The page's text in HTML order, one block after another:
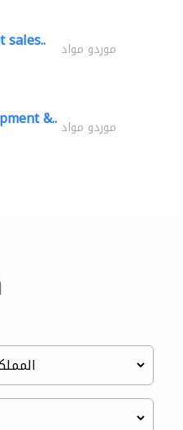
موردو مواد
&.. موردو مواد